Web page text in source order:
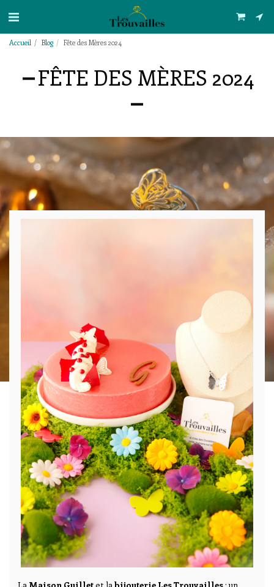
Accueil Blog Fête des Mères 2024
FÊTE DES MÈRES 2024